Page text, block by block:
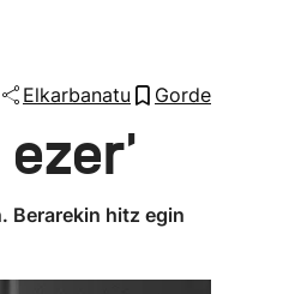
Elkarbanatu Gorde
Berarekin hitz egin